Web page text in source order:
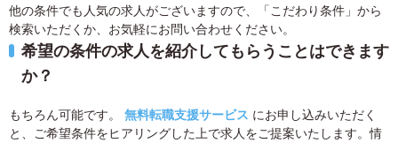
他の条件でも人気の求人がございますので、「こだわり条件」から
検索いただくか、お気軽にお問い合わせください。
希望の条件の求人を紹介してもらうことはできます
か？
もちろん可能です。 無料転職支援サービス にお申し込みいただく
と、ご希望条件をヒアリングした上で求人をご提案いたします。情